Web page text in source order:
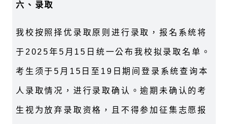
六、录取
我校按照择优录取原则进行录取，报名系统将
于2025年5月15日统一公布我校拟录取名单。
考生须于5月15日至19日期间登录系统查询本
人录取情况，进行录取确认。逾期未确认的考
生视为放弃录取资格，且不得参加征集志愿报